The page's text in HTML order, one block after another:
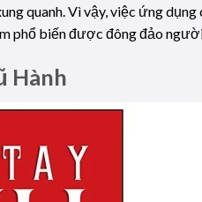
quanh. Vì vậy, việc ứng dụng
phổ biến được đông đảo
Hành